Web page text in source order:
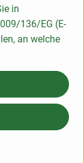
kgeingeplant
in
136/EG (E-
an welche